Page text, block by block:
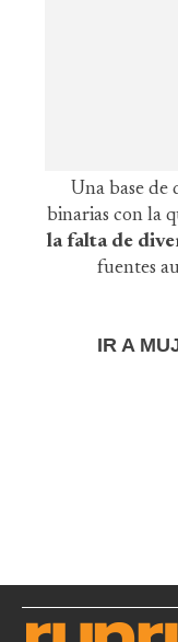
Una base de
binarias con la
la falta de
fuentes
IR A